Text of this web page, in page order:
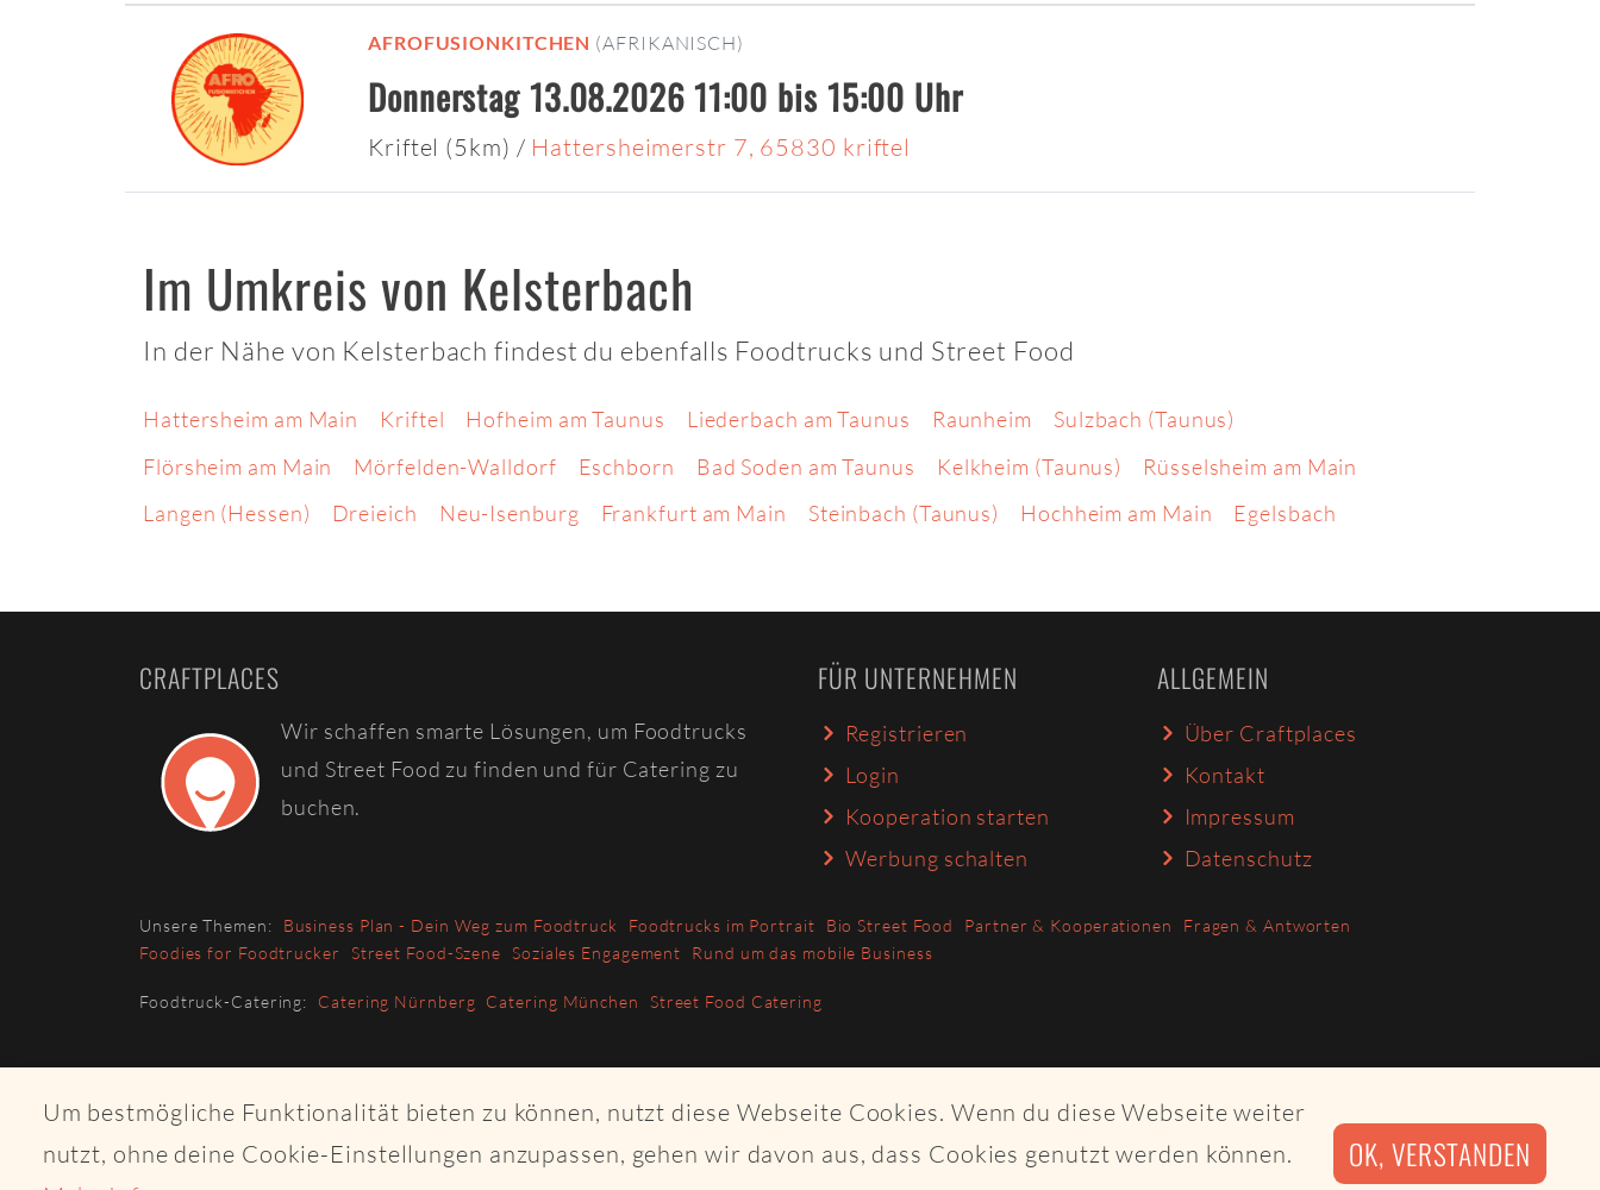
Um bestmögliche Funktionalität bieten zu können, nutzt diese Webseite Cookies. Wenn du diese Webseite weiter
nutzt, ohne deine Cookie-Einstellungen anzupassen, gehen wir davon aus, dass Cookies genutzt werden können.
OK, VERSTANDEN
AFROFUSIONKITCHEN (AFRIKANISCH)
Donnerstag 13.08.2026 11:00 bis 15:00 Uhr
Kriftel (5km) / Hattersheimerstr 7, 65830 kriftel
Im Umkreis von Kelsterbach
In der Nähe von Kelsterbach findest du ebenfalls Foodtrucks und Street Food
Hattersheim am Main Kriftel Hofheim am Taunus Liederbach am Taunus Raunheim
Sulzbach (Taunus)
Flörsheim am Main
Mörfelden-Walldorf Eschborn Bad Soden am Taunus Kelkheim (Taunus)
Rüsselsheim am Main
Langen (Hessen)
Dreieich Neu-Isenburg Frankfurt am Main Steinbach (Taunus) Hochheim am Main Egelsbach
CRAFTPLACES
Wir schaffen smarte Lösungen, um Foodtrucks
und Street Food zu finden und für Catering zu
buchen.
FÜR UNTERNEHMEN
Registrieren
Login
Kooperation starten
Werbung schalten
ALLGEMEIN
Über Craftplaces
Kontakt
Impressum
Datenschutz
Unsere Themen: Business Plan - Dein Weg zum Foodtruck Foodtrucks im Portrait Bio Street Food Partner & Kooperationen
Fragen & Antworten
Foodies for Foodtrucker
Street Food-Szene Soziales Engagement Rund um das mobile Business
Foodtruck-Catering: Catering Nürnberg Catering München Street Food Catering